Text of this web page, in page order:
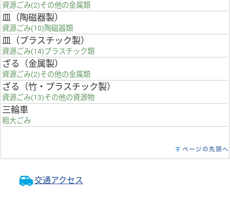
資源ごみ(2)その他の金属類
皿（陶磁器製）
資源ごみ(10)陶磁器類
皿（プラスチック製）
資源ごみ(14)プラスチック類
ざる（金属製）
資源ごみ(2)その他の金属類
ざる（竹・プラスチック製）
資源ごみ(13)その他の資源物
三輪車
粗大ごみ
ページの先頭へ
交通アクセス